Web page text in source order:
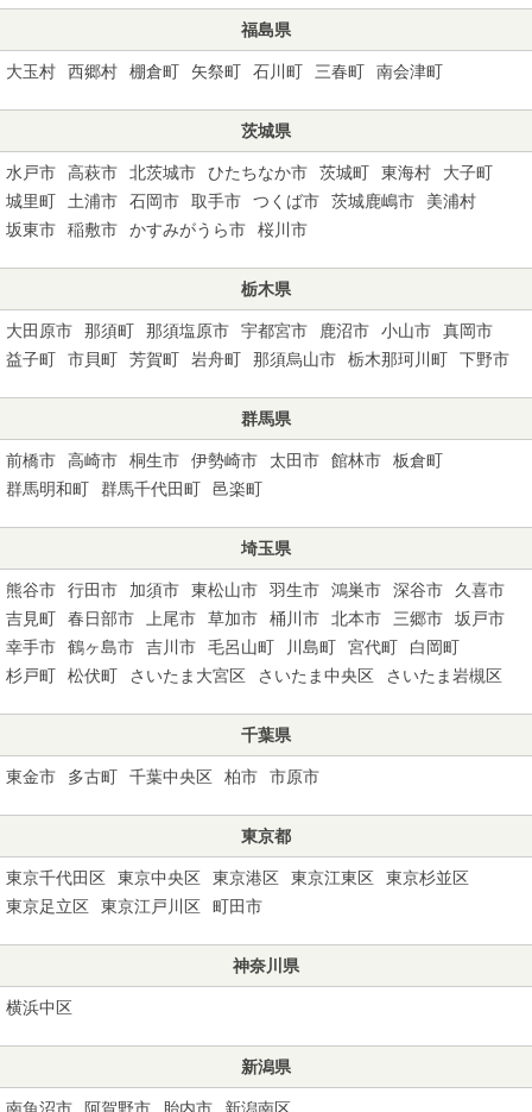
福島県
大玉村 西郷村 棚倉町 矢祭町 石川町 三春町 南会津町
茨城県
水戸市 高萩市 北茨城市 ひたちなか市 茨城町 東海村
大子町
城里町
土浦市 石岡市 取手市 つくば市 茨城鹿嶋市
美浦村
坂東市
稲敷市 かすみがうら市 桜川市
栃木県
大田原市 那須町 那須塩原市 宇都宮市 鹿沼市 小山市
真岡市
益子町
市貝町 芳賀町 岩舟町 那須烏山市 栃木那珂川町 下野市
群馬県
前橋市 高崎市 桐生市 伊勢崎市 太田市 館林市
板倉町
群馬明和町
群馬千代田町 邑楽町
埼玉県
熊谷市 行田市 加須市 東松山市 羽生市 鴻巣市 深谷市
久喜市
吉見町
春日部市 上尾市 草加市 桶川市 北本市 三郷市
坂戸市
幸手市
鶴ヶ島市 吉川市 毛呂山町 川島町 宮代町
白岡町
杉戸町
松伏町 さいたま大宮区 さいたま中央区 さいたま岩槻区
千葉県
東金市 多古町 千葉中央区 柏市 市原市
東京都
東京千代田区 東京中央区 東京港区 東京江東区
東京杉並区
東京足立区
東京江戸川区 町田市
神奈川県
横浜中区
新潟県
南魚沼市 阿賀野市 胎内市 新潟南区